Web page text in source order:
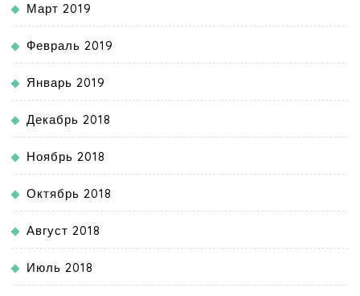
Март 2019
Февраль 2019
Январь 2019
Декабрь 2018
Ноябрь 2018
Октябрь 2018
Август 2018
Июль 2018